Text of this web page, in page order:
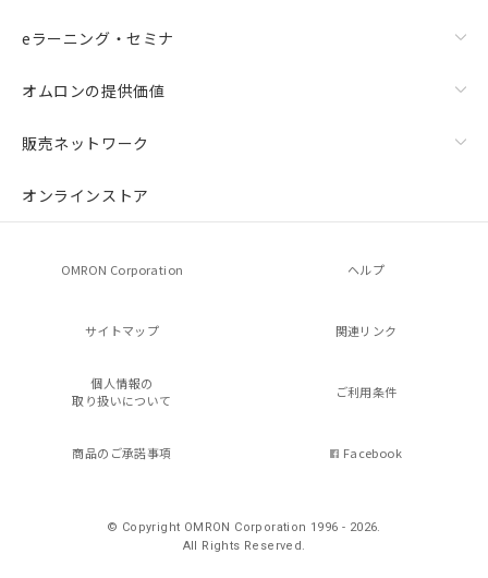
eラーニング・セミナ
オムロンの提供価値
販売ネットワーク
オンラインストア
OMRON Corporation ヘルプ
サイトマップ 関連リンク
個人情報の
取り扱いについて
ご利用条件
商品のご承諾事項 Facebook
© Copyright OMRON Corporation 1996 - 2026.
All Rights Reserved.